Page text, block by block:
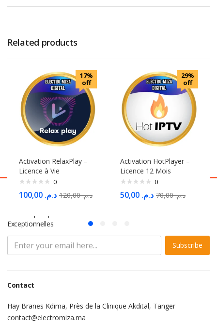
Related products
17%
off
Activation RelaxPlay –
Licence à Vie
0
د.م. د.م.120,00
29%
off
Activation HotPlayer –
Licence 12 Mois
0
د.م. د.م.70,00
S'abonner à la Newsletter
Exceptionnelles
Subscribe
Contact
Hay Branes Kdima, Près de la Clinique Akdital, Tanger
contact@electromiza.ma